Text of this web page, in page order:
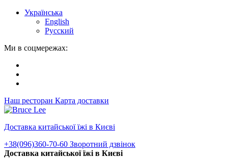
Українська
English
Русский
Ми в соцмережах:
Наш ресторан Карта доставки
Доставка китайської їжі в Києві
+38(096)360-70-60 Зворотний дзвінок
Доставка китайської їжі в Києві